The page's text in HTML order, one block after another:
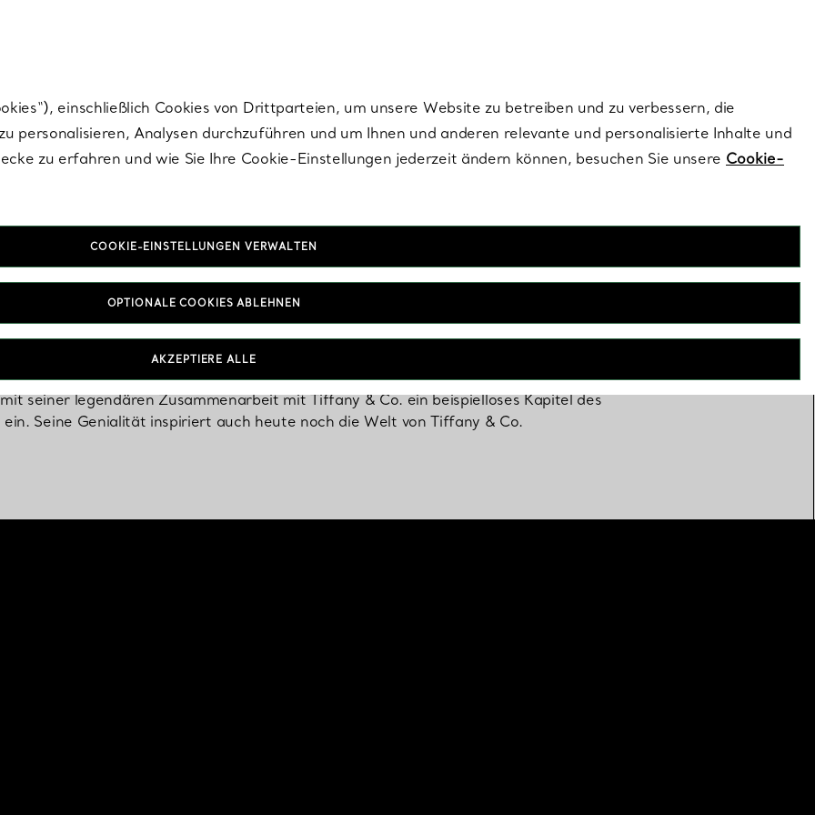
Jean Schlumberger
talentiertesten Künstler des 20. Jahrhunderts und bekannt für seine fantastischen
aus der Natur inspiriert sind. Innovativ, phantasievoll und Grenzen überschreitend,
seiner legendären Zusammenarbeit mit Tiffany & Co. ein beispielloses Kapitel des
ein. Seine Genialität inspiriert auch heute noch die Welt von Tiffany & Co.
einschließlich Cookies von Drittparteien, um unsere Website zu betreiben und zu verbessern, die
personalisieren, Analysen durchzuführen und um Ihnen und anderen relevante und personalisierte Inhalte und
zu erfahren und wie Sie Ihre Cookie-Einstellungen jederzeit ändern können, besuchen Sie unsere Cookie-
COOKIE-EINSTELLUNGEN VERWALTEN
OPTIONALE COOKIES ABLEHNEN
AKZEPTIERE ALLE